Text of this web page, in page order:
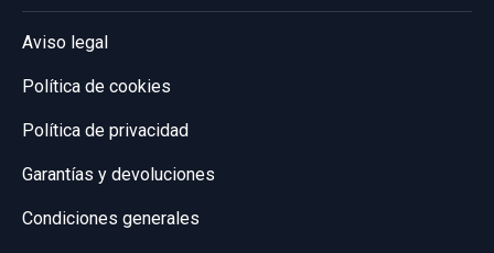
Aviso legal
Política de cookies
Política de privacidad
Garantías y devoluciones
Condiciones generales